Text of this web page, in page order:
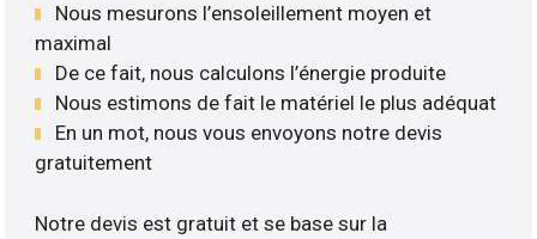
Nous mesurons l’ensoleillement moyen et
maximal
De ce fait, nous calculons l’énergie produite
Nous estimons de fait le matériel le plus adéquat
En un mot, nous vous envoyons notre devis
gratuitement
Notre devis est gratuit et se base sur la